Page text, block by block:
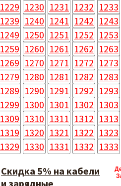
1229 1230 1231 1232 1233
1239 1240 1241 1242 1243
1249 1250 1251 1252 1253
1259 1260 1261 1262 1263
1269 1270 1271 1272 1273
1279 1280 1281 1282 1283
1289 1290 1291 1292 1293
1299 1300 1301 1302 1303
1309 1310 1311 1312 1313
1319 1320 1321 1322 1323
1329 1330 1331 1332 1333
Скидка 5% на кабели
и зарядные